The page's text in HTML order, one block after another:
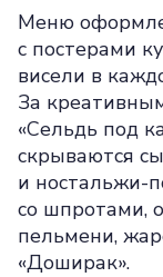
Меню
с постерами
висели в
За
«Сельдь под
скрываются
и ностальжи-
со шпротами,
пельмени,
«Доширак».